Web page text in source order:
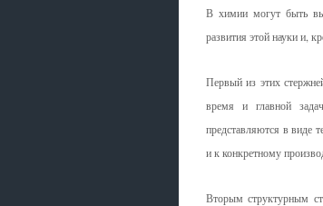
В химии могут быть
развития этой науки и,
Первый из этих
время и главной
представляются в виде
и к конкретному
Вторым структурным